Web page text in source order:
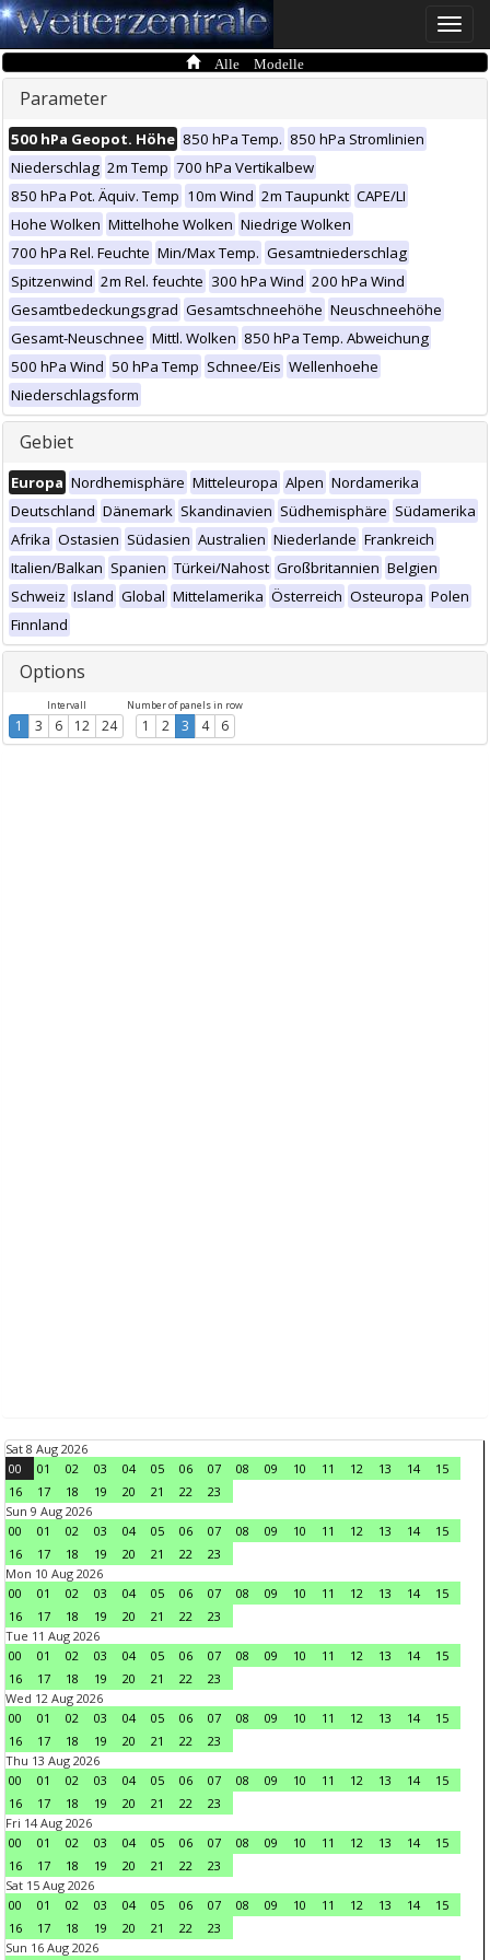
Toggle
Alle Modelle
Parameter
500 hPa Geopot. Höhe 850 hPa Temp. 850 hPa Stromlinien
Niederschlag 2m Temp 700 hPa Vertikalbew
850 hPa Pot. Äquiv. Temp 10m Wind 2m Taupunkt CAPE/LI
Hohe Wolken Mittelhohe Wolken Niedrige Wolken
700 hPa Rel. Feuchte Min/Max Temp. Gesamtniederschlag
Spitzenwind 2m Rel. feuchte 300 hPa Wind 200 hPa Wind
Gesamtbedeckungsgrad Gesamtschneehöhe Neuschneehöhe
Gesamt-Neuschnee Mittl. Wolken 850 hPa Temp. Abweichung
500 hPa Wind 50 hPa Temp Schnee/Eis Wellenhoehe
Niederschlagsform
Gebiet
Europa Nordhemisphäre Mitteleuropa Alpen Nordamerika
Deutschland Dänemark Skandinavien Südhemisphäre Südamerika
Afrika Ostasien Südasien Australien Niederlande Frankreich
Italien/Balkan Spanien Türkei/Nahost Großbritannien Belgien
Schweiz Island Global Mittelamerika Österreich Osteuropa Polen
Finnland
Options
Intervall
1 3 6 12 24
Number of panels in row
1 2 3 4 6
Sat 8 Aug 2026
00
01 02 03 04 05 06 07 08 09 10 11 12 13 14
15
16
17 18 19 20 21 22
23
Sun 9 Aug 2026
00
01 02 03 04 05 06 07 08 09 10 11 12 13 14
15
16
17 18 19 20 21 22
23
Mon 10 Aug 2026
00
01 02 03 04 05 06 07 08 09 10 11 12 13 14
15
16
17 18 19 20 21 22
23
Tue 11 Aug 2026
00
01 02 03 04 05 06 07 08 09 10 11 12 13 14
15
16
17 18 19 20 21 22
23
Wed 12 Aug 2026
00
01 02 03 04 05 06 07 08 09 10 11 12 13 14
15
16
17 18 19 20 21 22
23
Thu 13 Aug 2026
00
01 02 03 04 05 06 07 08 09 10 11 12 13 14
15
16
17 18 19 20 21 22
23
Fri 14 Aug 2026
00
01 02 03 04 05 06 07 08 09 10 11 12 13 14
15
16
17 18 19 20 21 22
23
Sat 15 Aug 2026
00
01 02 03 04 05 06 07 08 09 10 11 12 13 14
15
16
17 18 19 20 21 22
23
Sun 16 Aug 2026